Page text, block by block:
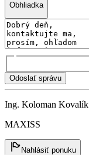
Obhliadka
Odoslať správu
Ing. Koloman Kovalík
MAXISS
Nahlásiť ponuku